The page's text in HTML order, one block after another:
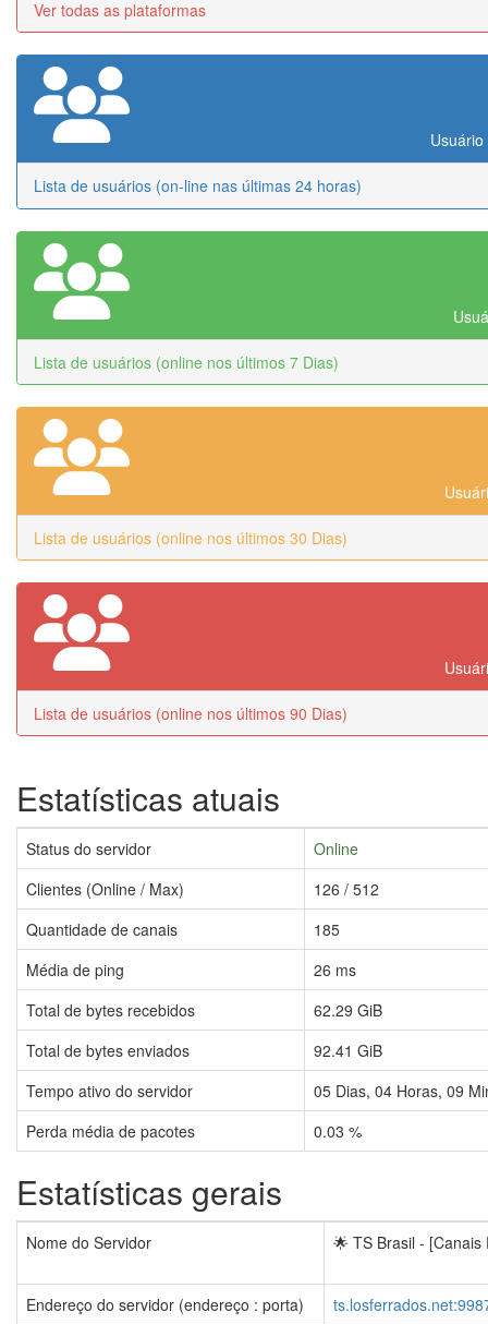
Ver todas as plataformas
Lista de usuários (on-line nas últimas 24 horas)
Lista de usuários (online nos últimos 7 Dias)
Lista de usuários (online nos últimos 30 Dias)
Lista de usuários (online nos últimos 90 Dias)
Estatísticas atuais
Status do servidor
Online
Clientes (Online / Max)
126 / 512
Quantidade de canais
185
Média de ping
26 ms
Total de bytes recebidos
62.29 GiB
Total de bytes enviados
92.41 GiB
Tempo ativo do servidor
05 Dias, 04 Horas, 09
Perda média de pacotes
0.03 %
Estatísticas gerais
Nome do Servidor 🌟 TS Brasil -
Endereço do servidor (endereço : porta)